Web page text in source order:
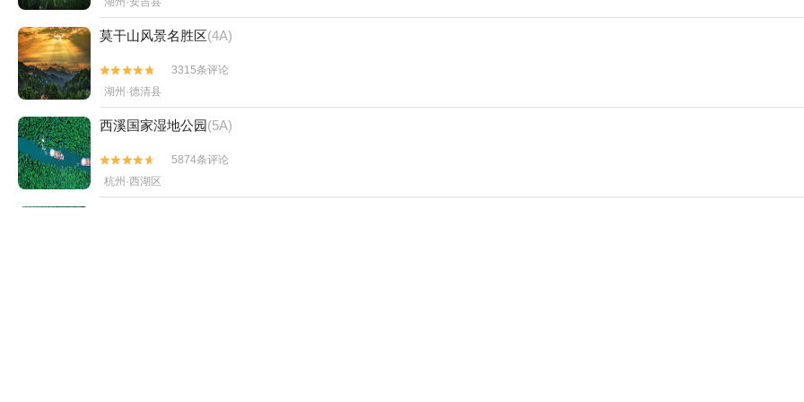
莫干山风景名胜区(4A)


3315条评论
湖州·德清县
西溪国家湿地公园(5A)


5874条评论
杭州·西湖区